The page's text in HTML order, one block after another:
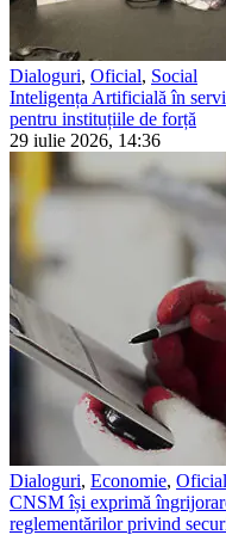
Dialoguri, Oficial, Social
Inteligența Artificială în
pentru instituțiile de forță
29 iulie 2026, 14:36
Dialoguri, Economie, Oficial
CNSM își exprimă
reglementărilor privind